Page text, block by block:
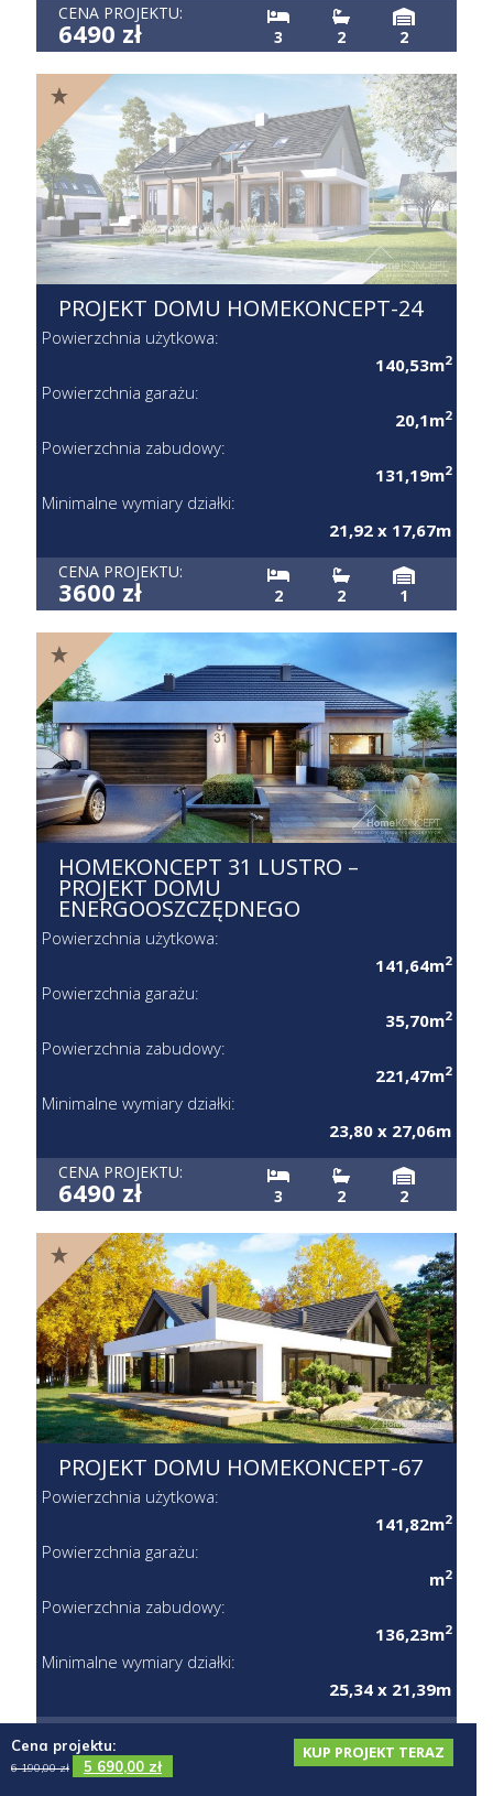
Cena projektu:
6 190,00zł 5 690,00 zł
KUP PROJEKT TERAZ
CENA PROJEKTU:
6490 zł 3 2 2
PROJEKT DOMU HOMEKONCEPT-24
Powierzchnia użytkowa:
140,53m2
Powierzchnia garażu:
20,1m2
Powierzchnia zabudowy:
131,19m2
Minimalne wymiary działki:
21,92 x 17,67m
CENA PROJEKTU:
3600 zł 2 2 1
HOMEKONCEPT 31 LUSTRO –
PROJEKT DOMU
ENERGOOSZCZĘDNEGO
Powierzchnia użytkowa:
141,64m2
Powierzchnia garażu:
35,70m2
Powierzchnia zabudowy:
221,47m2
Minimalne wymiary działki:
23,80 x 27,06m
CENA PROJEKTU:
6490 zł 3 2 2
PROJEKT DOMU HOMEKONCEPT-67
Powierzchnia użytkowa:
141,82m2
Powierzchnia garażu:
m2
Powierzchnia zabudowy:
136,23m2
Minimalne wymiary działki:
25,34 x 21,39m
CENA PROJEKTU:
6690 zł 2 0